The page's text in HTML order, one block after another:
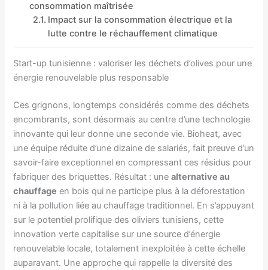
consommation maîtrisée
Impact sur la consommation électrique et la
lutte contre le réchauffement climatique
Start-up tunisienne : valoriser les déchets d’olives pour une
énergie renouvelable plus responsable
Ces grignons, longtemps considérés comme des déchets
encombrants, sont désormais au centre d’une technologie
innovante qui leur donne une seconde vie. Bioheat, avec
une équipe réduite d’une dizaine de salariés, fait preuve d’un
savoir-faire exceptionnel en compressant ces résidus pour
fabriquer des briquettes. Résultat : unealternative au
chauffage en bois qui ne participe plus à la déforestation
ni à la pollution liée au chauffage traditionnel. En s’appuyant
sur le potentiel prolifique des oliviers tunisiens, cette
innovation verte capitalise sur une source d’énergie
renouvelable locale, totalement inexploitée à cette échelle
auparavant. Une approche qui rappelle la diversité des